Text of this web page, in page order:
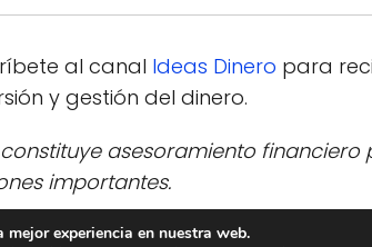
al canal Ideas Dinero para
y gestión del dinero.
asesoramiento financiero
importantes.
o familiares que quieran
experiencia en nuestra web.